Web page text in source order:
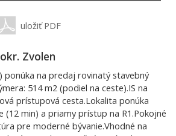
uložiť PDF
Zvolen
ponúka na predaj rovinatý stavebný
514 m2 (podiel na ceste).IS na
prístupová cesta.Lokalita ponúka
min) a priamy prístup na R1.Pokojné
pre moderné bývanie.Vhodné na